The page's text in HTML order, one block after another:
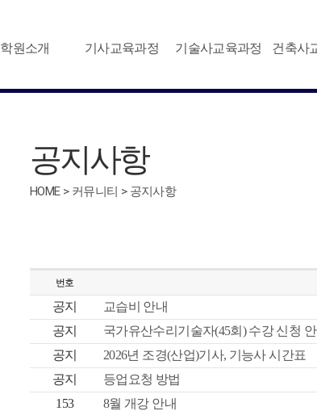
학원소개 기사교육과정 기술사교육과정 건축사
공지사항
HOME > 커뮤니티 > 공지사항
번호
공지 교습비 안내
공지
국가유산수리기술자(45회) 수강 신청 안
공지
2026년 조경(산업)기사, 기능사 시간표
공지
등업요청 방법
153
8월 개강 안내